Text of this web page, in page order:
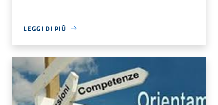
LEGGI DI PIÙ